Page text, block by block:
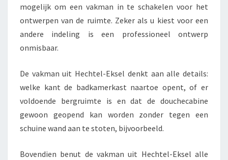
mogelijk om een vakman in te schakelen voor het
ontwerpen van de ruimte. Zeker als u kiest voor een
andere indeling is een professioneel ontwerp
onmisbaar.
De vakman uit Hechtel-Eksel denkt aan alle details:
welke kant de badkamerkast naartoe opent, of er
voldoende bergruimte is en dat de douchecabine
gewoon geopend kan worden zonder tegen een
schuine wand aan te stoten, bijvoorbeeld.
Bovendien benut de vakman uit Hechtel-Eksel alle